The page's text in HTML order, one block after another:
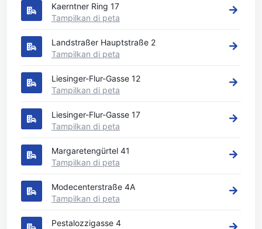
Kaerntner Ring 17
Tampilkan di peta
Landstraßer Hauptstraße 2
Tampilkan di peta
Liesinger-Flur-Gasse 12
Tampilkan di peta
Liesinger-Flur-Gasse 17
Tampilkan di peta
Margaretengürtel 41
Tampilkan di peta
Modecenterstraße 4A
Tampilkan di peta
Pestalozzigasse 4